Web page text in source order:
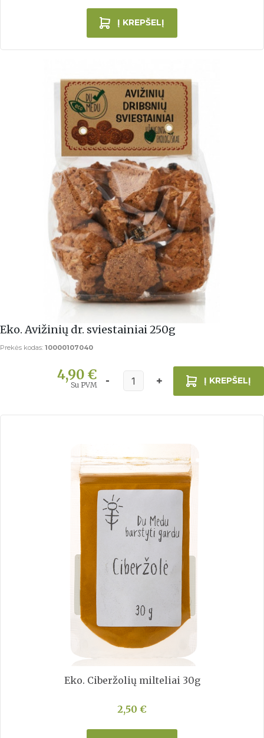
Į KREPŠELĮ
Eko. Avižinių dr. sviestainiai 250g
Prekės kodas: 10000107040
4,90 €
Su PVM Į KREPŠELĮ
Eko. Ciberžolių milteliai 30g
2,50 €